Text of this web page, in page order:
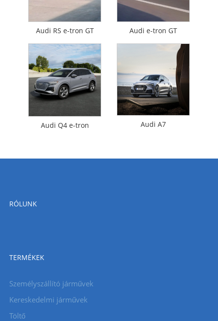
Audi RS e-tron GT Audi e-tron GT
Audi Q4 e-tron Audi A7
RÓLUNK
TERMÉKEK
Személyszállító járművek
Kereskedelmi járművek
Töltő